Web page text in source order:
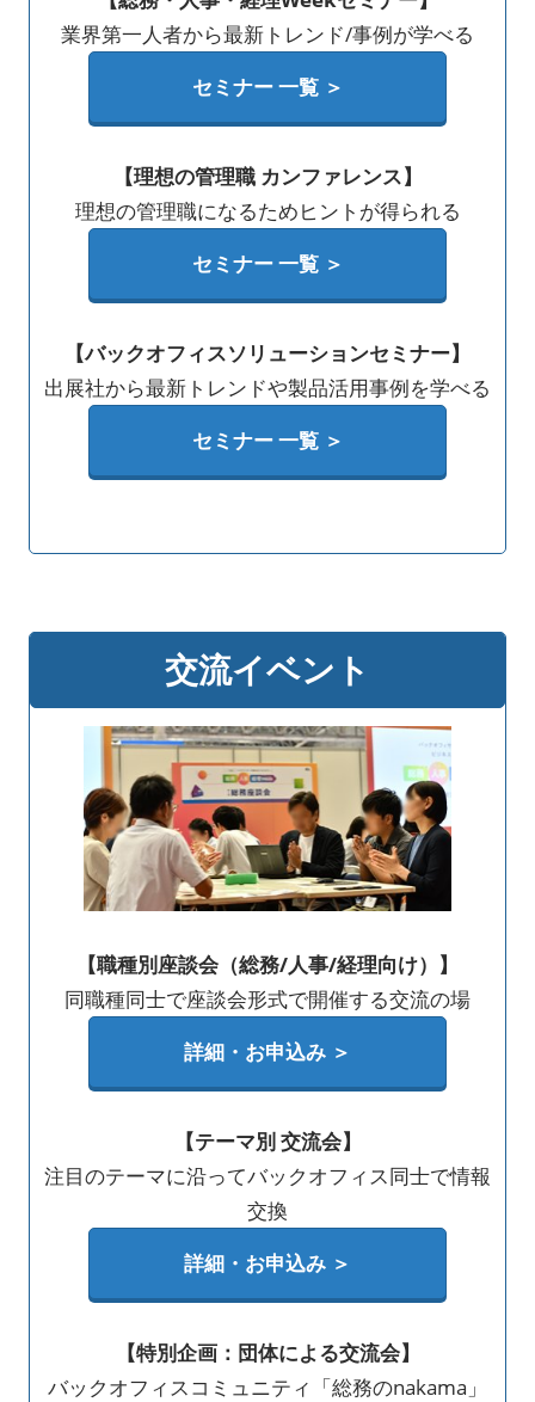
業界第一人者から最新トレンド/事例が学べる
セミナー 一覧 ＞
【理想の管理職 カンファレンス】
理想の管理職になるためヒントが得られる
セミナー 一覧 ＞
【バックオフィスソリューションセミナー】
出展社から最新トレンドや製品活用事例を学べる
セミナー 一覧 ＞
交流イベント
【職種別座談会（総務/人事/経理向け）】
同職種同士で座談会形式で開催する交流の場
詳細・お申込み ＞
【テーマ別 交流会】
注目のテーマに沿ってバックオフィス同士で情報
交換
詳細・お申込み ＞
【特別企画：団体による交流会】
バックオフィスコミュニティ「総務のnakama」